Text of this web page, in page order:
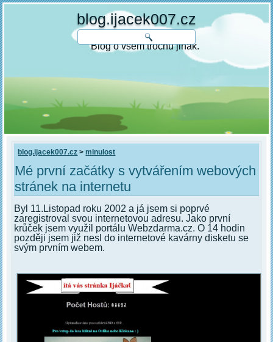
blog.ijacek007.cz
Blog o všem trochu jinak.
blog.ijacek007.cz >minulost
Mé první začátky s vytvářením webových
stránek na internetu
Byl 11.Listopad roku 2002 a já jsem si poprvé
zaregistroval svou internetovou adresu. Jako první
krůček jsem využil portálu Webzdarma.cz. O 14 hodin
později jsem již nesl do internetové kavárny disketu se
svým prvním webem.